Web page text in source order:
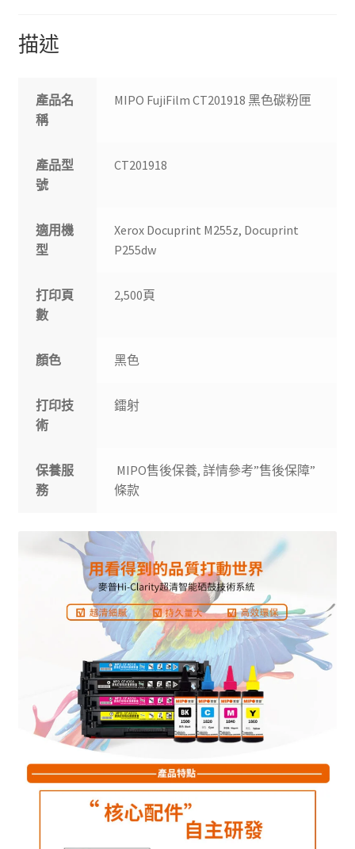
描述
產品名
稱
MIPO FujiFilm CT201918 黑色碳粉匣
產品型
號
CT201918
適用機
型
Xerox Docuprint M255z, Docuprint
P255dw
打印頁
數
2,500頁
顏色 黑色
打印技
術
鐳射
保養服
務
MIPO售後保養, 詳情參考”售後保障”
條款